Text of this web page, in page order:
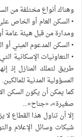
وهناك أنواع مختلفة من
• السكن العام أو الخاص
ومدارة من قبل هيئة عامة
• السكن المدعوم المبني
• التعاونيات الإسكانية
طريق لتملك المنازل إذ
المسؤولية المدنية للمالكين.
كما يمكن أن يكون السكن
صغيرة»، «جناح»...
إلا أن تناول هذا القطاع لا
شبكات وسائل الإعلام